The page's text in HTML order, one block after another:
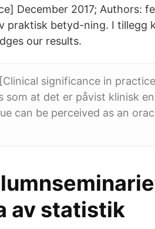
December 2017; Authors:
praktisk betyd-ning. I tillegg
our results.
significance in
som at det er påvist klinisk
can be perceived as an
av statistik